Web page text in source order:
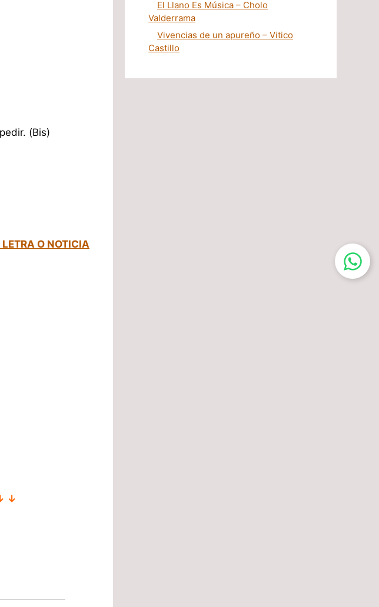
(Bis)
O NOTICIA
↓
El Llano Es Música – Cholo
Valderrama
Vivencias de un apureño – Vitico
Castillo